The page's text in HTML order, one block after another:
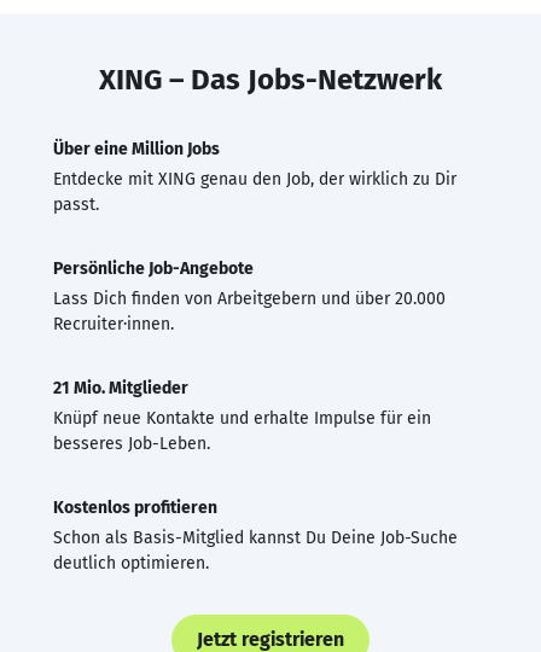
XING – Das Jobs-Netzwerk
Über eine Million Jobs
Entdecke mit XING genau den Job, der wirklich zu Dir
passt.
Persönliche Job-Angebote
Lass Dich finden von Arbeitgebern und über 20.000
Recruiter·innen.
21 Mio. Mitglieder
Knüpf neue Kontakte und erhalte Impulse für ein
besseres Job-Leben.
Kostenlos profitieren
Schon als Basis-Mitglied kannst Du Deine Job-Suche
deutlich optimieren.
Jetzt registrieren